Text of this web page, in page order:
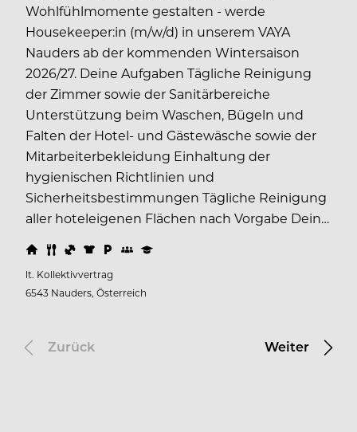
Wohlfühlmomente gestalten - werde
Housekeeper:in (m/w/d) in unserem VAYA
Nauders ab der kommenden Wintersaison
2026/27. Deine Aufgaben Tägliche Reinigung
der Zimmer sowie der Sanitärbereiche
Unterstützung beim Waschen, Bügeln und
Falten der Hotel- und Gästewäsche sowie der
Mitarbeiterbekleidung Einhaltung der
hygienischen Richtlinien und
Sicherheitsbestimmungen Tägliche Reinigung
aller hoteleigenen Flächen nach Vorgabe Dein…
lt. Kollektivvertrag
6543 Nauders, Österreich
Zurück Weiter